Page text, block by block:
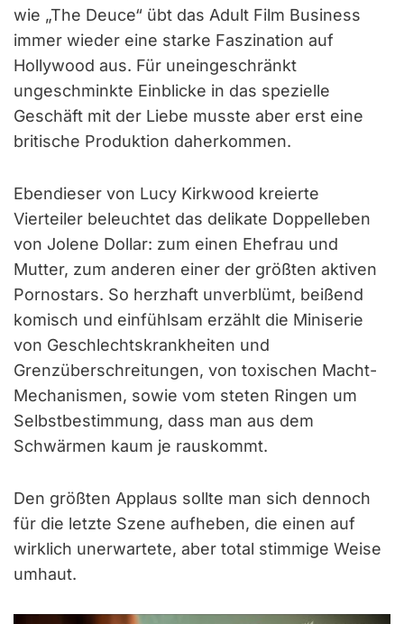
wie „The Deuce“ übt das Adult Film Business
immer wieder eine starke Faszination auf
Hollywood aus. Für uneingeschränkt
ungeschminkte Einblicke in das spezielle
Geschäft mit der Liebe musste aber erst eine
britische Produktion daherkommen.
Ebendieser von Lucy Kirkwood kreierte
Vierteiler beleuchtet das delikate Doppelleben
von Jolene Dollar: zum einen Ehefrau und
Mutter, zum anderen einer der größten aktiven
Pornostars. So herzhaft unverblümt, beißend
komisch und einfühlsam erzählt die Miniserie
von Geschlechtskrankheiten und
Grenzüberschreitungen, von toxischen Macht-
Mechanismen, sowie vom steten Ringen um
Selbstbestimmung, dass man aus dem
Schwärmen kaum je rauskommt.
Den größten Applaus sollte man sich dennoch
für die letzte Szene aufheben, die einen auf
wirklich unerwartete, aber total stimmige Weise
umhaut.